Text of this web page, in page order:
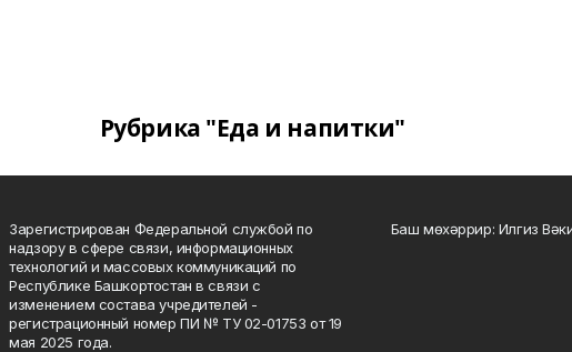
Рубрика "Еда и напитки"
Зарегистрирован Федеральной службой по
надзору в сфере связи, информационных
технологий и массовых коммуникаций по
Республике Башкортостан в связи с
изменением состава учредителей -
регистрационный номер ПИ № ТУ 02-01753 от 19
мая 2025 года.
Баш мөхәррир: Илгиз